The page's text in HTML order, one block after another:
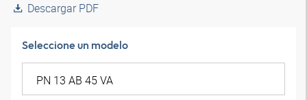
Descargar PDF
Seleccione un modelo